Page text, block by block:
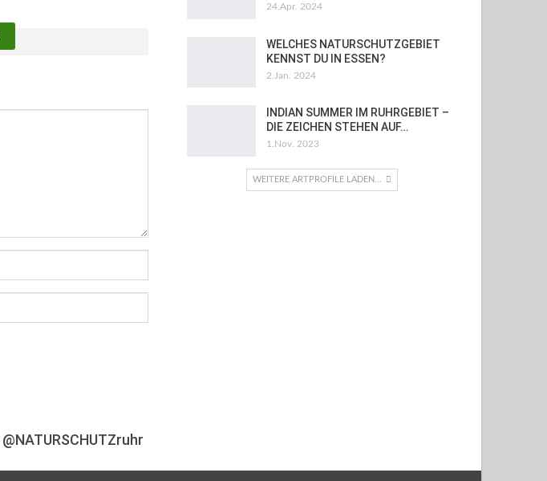
24.Apr. 2024
WELCHES NATURSCHUTZGEBIET
KENNST DU IN ESSEN?
2.Jan. 2024
INDIAN SUMMER IM RUHRGEBIET –
DIE ZEICHEN STEHEN AUF…
1.Nov. 2023
WEITERE ARTPROFILE LADEN...
@NATURSCHUTZruhr